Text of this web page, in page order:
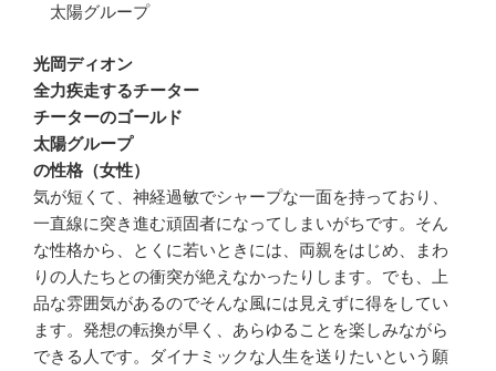
太陽グループ
光岡ディオン
全力疾走するチーター
チーターのゴールド
太陽グループ
の性格（女性）
気が短くて、神経過敏でシャープな一面を持っており、
一直線に突き進む頑固者になってしまいがちです。そん
な性格から、とくに若いときには、両親をはじめ、まわ
りの人たちとの衝突が絶えなかったりします。でも、上
品な雰囲気があるのでそんな風には見えずに得をしてい
ます。発想の転換が早く、あらゆることを楽しみながら
できる人です。ダイナミックな人生を送りたいという願